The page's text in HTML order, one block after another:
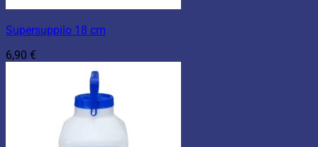
Supersuppilo 18 cm
6,90 €